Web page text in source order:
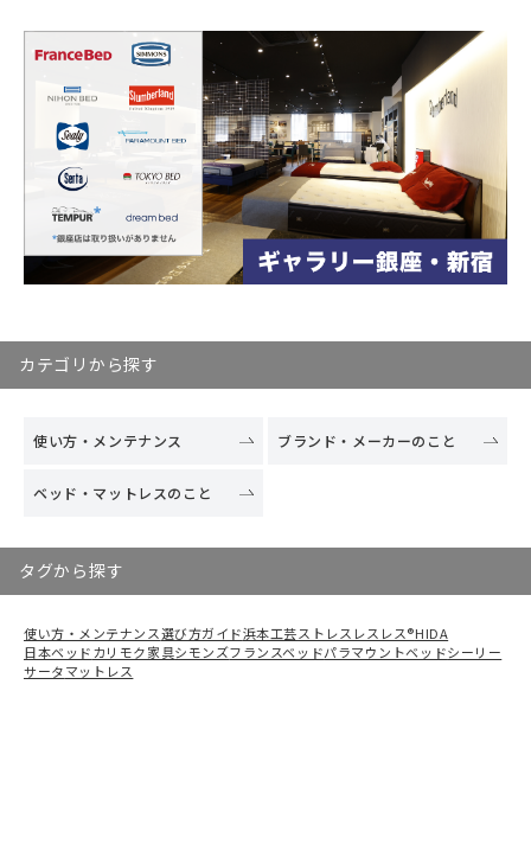
カテゴリから探す
使い方・メンテナンス ブランド・メーカーのこと
ベッド・マットレスのこと
タグから探す
使い方・メンテナンス選び方ガイド浜本工芸ストレスレスレス®HIDA
日本ベッドカリモク家具シモンズフランスベッドパラマウントベッドシーリー
サータマットレス